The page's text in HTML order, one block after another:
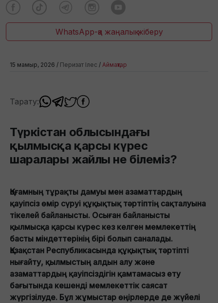
WhatsApp-қа жаңалық жіберу
15 мамыр, 2026 / Перизат Ілес / Аймақтар
Тарату:
Түркістан облысындағы
қылмысқа қарсы күрес
шаралары жайлы не білеміз?
Қоғамның тұрақты дамуы мен азаматтардың
қауіпсіз өмір сүруі құқықтық тәртіптің сақталуына
тікелей байланысты. Осыған байланысты
қылмысқа қарсы күрес кез келген мемлекеттің
басты міндеттерінің бірі болып саналады.
Қазақстан Республикасында құқықтық тәртіпті
нығайту, қылмыстың алдын алу және
азаматтардың қауіпсіздігін қамтамасыз ету
бағытында кешенді мемлекеттік саясат
жүргізілуде. Бұл жұмыстар өңірлерде де жүйелі